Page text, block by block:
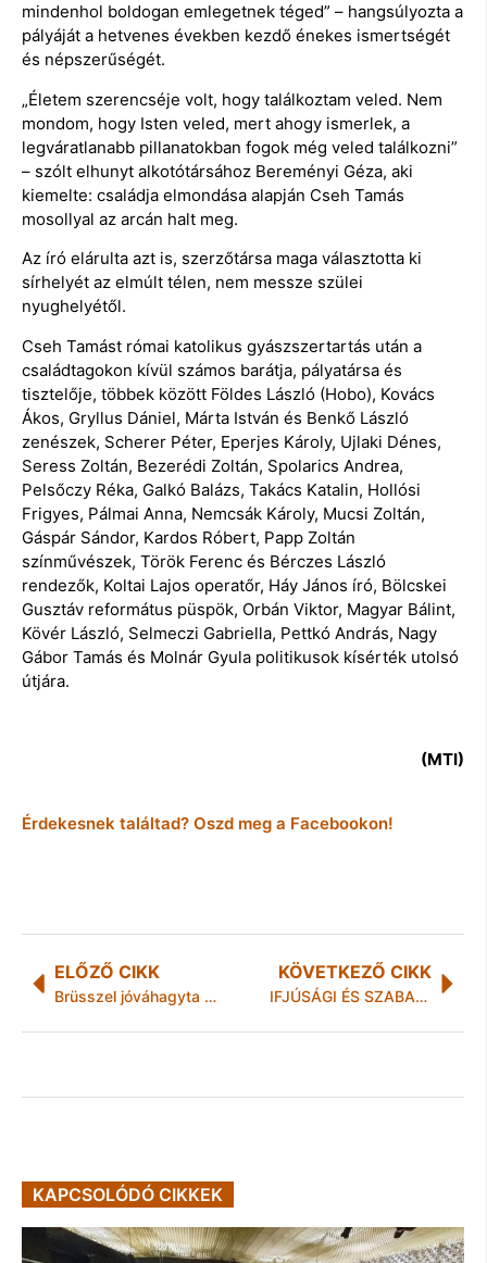
mindenhol boldogan emlegetnek téged” – hangsúlyozta a
pályáját a hetvenes években kezdő énekes ismertségét
és népszerűségét.
„Életem szerencséje volt, hogy találkoztam veled. Nem
mondom, hogy Isten veled, mert ahogy ismerlek, a
legváratlanabb pillanatokban fogok még veled találkozni”
– szólt elhunyt alkotótársához Bereményi Géza, aki
kiemelte: családja elmondása alapján Cseh Tamás
mosollyal az arcán halt meg.
Az író elárulta azt is, szerzőtársa maga választotta ki
sírhelyét az elmúlt télen, nem messze szülei
nyughelyétől.
Cseh Tamást római katolikus gyászszertartás után a
családtagokon kívül számos barátja, pályatársa és
tisztelője, többek között Földes László (Hobo), Kovács
Ákos, Gryllus Dániel, Márta István és Benkő László
zenészek, Scherer Péter, Eperjes Károly, Ujlaki Dénes,
Seress Zoltán, Bezerédi Zoltán, Spolarics Andrea,
Pelsőczy Réka, Galkó Balázs, Takács Katalin, Hollósi
Frigyes, Pálmai Anna, Nemcsák Károly, Mucsi Zoltán,
Gáspár Sándor, Kardos Róbert, Papp Zoltán
színművészek, Török Ferenc és Bérczes László
rendezők, Koltai Lajos operatőr, Háy János író, Bölcskei
Gusztáv református püspök, Orbán Viktor, Magyar Bálint,
Kövér László, Selmeczi Gabriella, Pettkó András, Nagy
Gábor Tamás és Molnár Gyula politikusok kísérték utolsó
útjára.
(MTI)
Érdekesnek találtad? Oszd meg a Facebookon!
ELŐZŐ CIKK
Brüsszel jóváhagyta az uniós források átcsoportosítását
KÖVETKEZŐ CIKK
IFJÚSÁGI ÉS SZABADIDŐ HÁZ: Szeptember havi program
KAPCSOLÓDÓ CIKKEK